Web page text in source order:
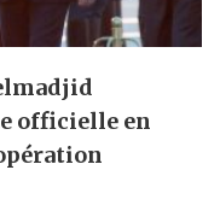
officielle en